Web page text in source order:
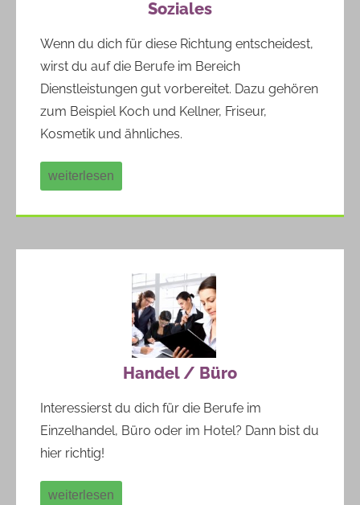
Soziales
Wenn du dich für diese Richtung entscheidest,
wirst du auf die Berufe im Bereich
Dienstleistungen gut vorbereitet. Dazu gehören
zum Beispiel Koch und Kellner, Friseur,
Kosmetik und ähnliches.
weiterlesen
Handel / Büro
Interessierst du dich für die Berufe im
Einzelhandel, Büro oder im Hotel? Dann bist du
hier richtig!
weiterlesen